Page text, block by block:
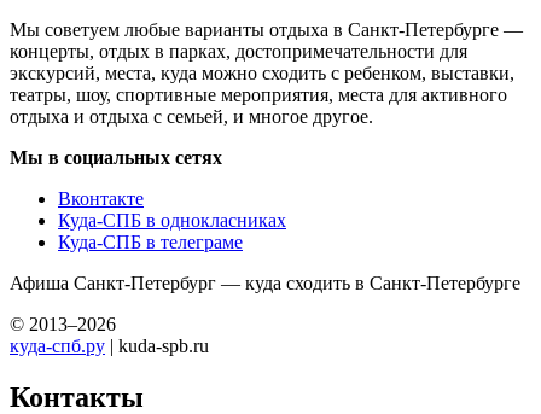
Мы советуем любые варианты отдыха в Санкт-Петербурге —
концерты, отдых в парках, достопримечательности для
экскурсий, места, куда можно сходить с ребенком, выставки,
театры, шоу, спортивные мероприятия, места для активного
отдыха и отдыха с семьей, и многое другое.
Мы в социальных сетях
Вконтакте
Куда-СПБ в однокласниках
Куда-СПБ в телеграме
Афиша Санкт-Петербург — куда сходить в Санкт-Петербурге
© 2013–2026
куда-спб.ру | kuda-spb.ru
Контакты